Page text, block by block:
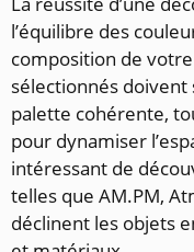
l’équilibre des
composition de
sélectionnés doivent
palette cohérente,
pour dynamiser
intéressant de
telles que AM.PM,
déclinent les objets